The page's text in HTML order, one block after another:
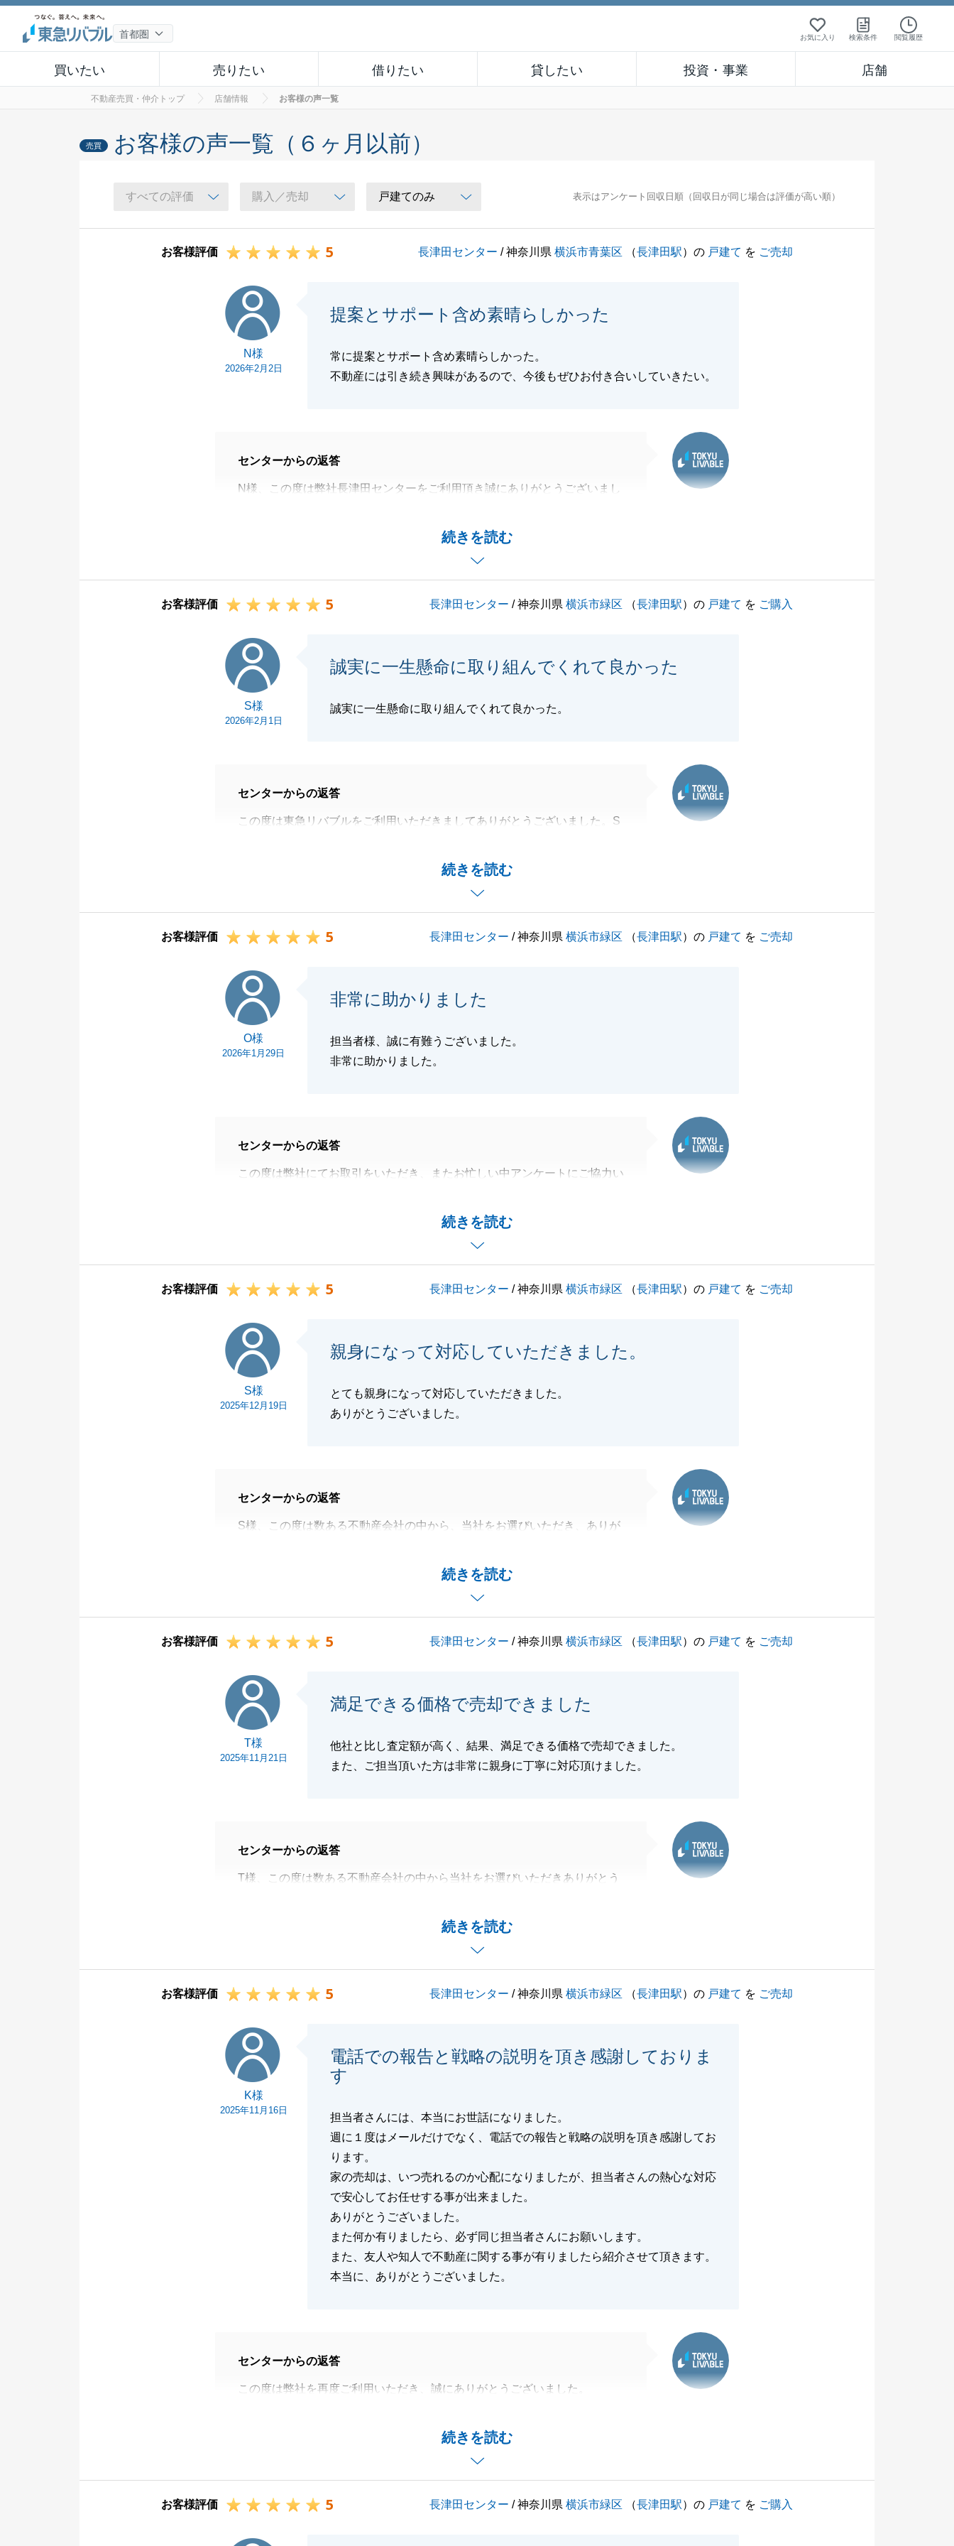
お気に入り 検索条件 閲覧履歴
買いたい 売りたい 借りたい 貸したい 投資・事業 店舗
不動産売買・仲介トップ 店舗情報 お客様の声一覧
売買 お客様の声一覧（６ヶ月以前）
表示はアンケート回収日順（回収日が同じ場合は評価が高い順）
お客様評価 5 長津田センター / 神奈川県横浜市青葉区 （長津田駅）の 戸建て を ご売却
N様
2026年2月2日
提案とサポート含め素晴らしかった
常に提案とサポート含め素晴らしかった。
不動産には引き続き興味があるので、今後もぜひお付き合いしていきたい。
続きを読む
センターからの返答
N様、この度は弊社長津田センターをご利用頂き誠にありがとうございまし
N様のご協力もあり、滞りなく残代金決済を迎えることが出来て嬉しく思い
既にご友人様をご紹介いただいておりますが、今後も周囲の方で不動産に関
幸いです。
閉じる
お客様評価 5 長津田センター / 神奈川県横浜市緑区 （長津田駅）の 戸建て を ご購入
S様
2026年2月1日
誠実に一生懸命に取り組んでくれて良かった
誠実に一生懸命に取り組んでくれて良かった。
続きを読む
センターからの返答
この度は東急リバブルをご利用いただきましてありがとうございました。S
特に「誠実に一生懸命に取り組んでくれた」とのお言葉を拝見し、身の引き
締まる思いであるとともに、大きな励みをいただきました。
いただいたお言葉を糧に、今後もより一層ご期待に沿えるよう精進してまい
また何かお困りごとや、私にお手伝いできることがございましたら、いつで
今後とも、変わらぬお引き立てを賜りますようお願い申し上げます。
お客様評価 5 長津田センター / 神奈川県横浜市緑区 （長津田駅）の 戸建て を ご売却
O様
2026年1月29日
非常に助かりました
担当者様、誠に有難うございました。
非常に助かりました。
続きを読む
センターからの返答
この度は弊社にてお取引をいただき、またお忙しい中アンケートにご協力い
O様の大切なお住まいのご売却を、微力ながらお手伝いでき、またお役にた
O様のご協力もあり、スムーズにお引渡しまで迎えることができました。
だければと存じます。
お客様評価 5 長津田センター / 神奈川県横浜市緑区 （長津田駅）の 戸建て を ご売却
S様
2025年12月19日
親身になって対応していただきました。
とても親身になって対応していただきました。
ありがとうございました。
続きを読む
センターからの返答
S様、この度は数ある不動産会社の中から、当社をお選びいただき、ありが
今後も不動産に関わることでお悩み事等がございましたらお気軽にお声がけ
S様からのご連絡いつでもお待ちしております。
お客様評価 5 長津田センター / 神奈川県横浜市緑区 （長津田駅）の 戸建て を ご売却
T様
2025年11月21日
満足できる価格で売却できました
他社と比し査定額が高く、結果、満足できる価格で売却できました。
また、ご担当頂いた方は非常に親身に丁寧に対応頂けました。
続きを読む
センターからの返答
T様、この度は数ある不動産会社の中から当社をお選びいただきありがとう
また不動産に関するお困りごとがございましたらいつでもお気軽にご連絡を
お客様評価 5 長津田センター / 神奈川県横浜市緑区 （長津田駅）の 戸建て を ご売却
K様
2025年11月16日
電話での報告と戦略の説明を頂き感謝しておりま
す
担当者さんには、本当にお世話になりました。
週に１度はメールだけでなく、電話での報告と戦略の説明を頂き感謝してお
ります。
家の売却は、いつ売れるのか心配になりましたが、担当者さんの熱心な対応
で安心してお任せする事が出来ました。
ありがとうございました。
また何か有りましたら、必ず同じ担当者さんにお願いします。
また、友人や知人で不動産に関する事が有りましたら紹介させて頂きます。
本当に、ありがとうございました。
続きを読む
センターからの返答
この度は弊社を再度ご利用いただき、誠にありがとうございました。
K様とは前任担当者からの引継ぎで、初めてお会いさせていただき、最後ま
K様ご自身のお仕事のご経験を踏まえ、度々優れた営業担当とは何かを教え
大変お世話になりました。
お客様評価 5 長津田センター / 神奈川県横浜市緑区 （長津田駅）の 戸建て を ご購入